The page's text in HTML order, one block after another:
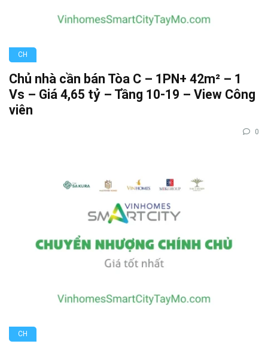
CH
Chủ nhà cần bán Tòa C – 1PN+ 42m² – 1
Vs – Giá 4,65 tỷ – Tầng 10-19 – View Công
viên
0
CH